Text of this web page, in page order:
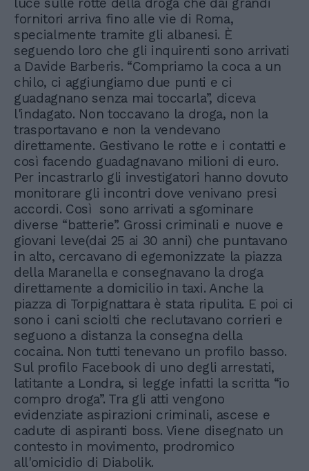
fornitori arriva fino alle vie di Roma,
specialmente tramite gli albanesi. È
seguendo loro che gli inquirenti sono arrivati
a Davide Barberis. “Compriamo la coca a un
chilo, ci aggiungiamo due punti e ci
guadagnano senza mai toccarla”, diceva
l'indagato. Non toccavano la droga, non la
trasportavano e non la vendevano
direttamente. Gestivano le rotte e i contatti e
così facendo guadagnavano milioni di euro.
Per incastrarlo gli investigatori hanno dovuto
monitorare gli incontri dove venivano presi
accordi. Così sono arrivati a sgominare
diverse “batterie”. Grossi criminali e nuove e
giovani leve(dai 25 ai 30 anni) che puntavano
in alto, cercavano di egemonizzate la piazza
della Maranella e consegnavano la droga
direttamente a domicilio in taxi. Anche la
piazza di Torpignattara è stata ripulita. E poi ci
sono i cani sciolti che reclutavano corrieri e
seguono a distanza la consegna della
cocaina. Non tutti tenevano un profilo basso.
Sul profilo Facebook di uno degli arrestati,
latitante a Londra, si legge infatti la scritta “io
compro droga”. Tra gli atti vengono
evidenziate aspirazioni criminali, ascese e
cadute di aspiranti boss. Viene disegnato un
contesto in movimento, prodromico
all'omicidio di Diabolik.